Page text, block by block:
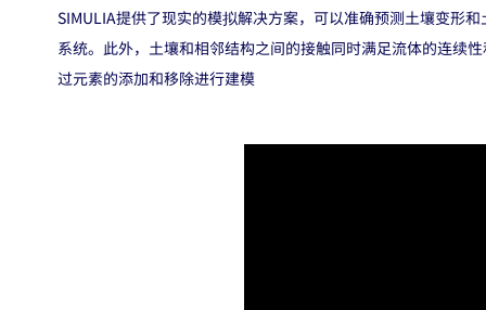
SIMULIA提供了现实的模拟解决方案，可以准确预测土壤变形
系统。此外，土壤和相邻结构之间的接触同时满足流体的连续
过元素的添加和移除进行建模